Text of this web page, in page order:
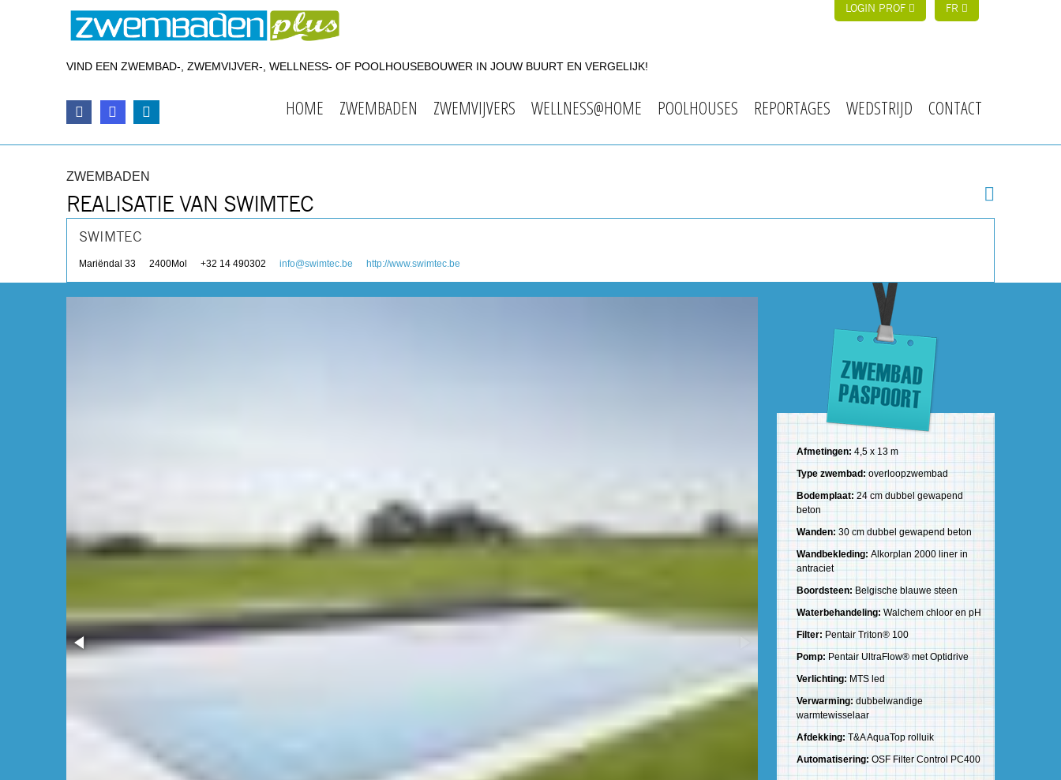
LOGIN PROF FR
VIND EEN ZWEMBAD-, ZWEMVIJVER-, WELLNESS- OF POOLHOUSEBOUWER IN JOUW BUURT EN VERGELIJK!
HOME ZWEMBADEN ZWEMVIJVERS WELLNESS@HOME POOLHOUSES REPORTAGES WEDSTRIJD CONTACT
ZWEMBADEN
REALISATIE VAN SWIMTEC
SWIMTEC
Mariëndal 33 2400Mol +32 14 490302 info@swimtec.be http://www.swimtec.be
Afmetingen:4,5 x 13 m
Type zwembad:overloopzwembad
Bodemplaat: 24 cm dubbel gewapend
beton
Wanden:30 cm dubbel gewapend beton
Wandbekleding: Alkorplan 2000 liner in
antraciet
Boordsteen: Belgische blauwe steen
Waterbehandeling: Walchem chloor en pH
Filter: Pentair Triton® 100
Pomp: Pentair UltraFlow® met Optidrive
Verlichting: MTS led
Verwarming: dubbelwandige
warmtewisselaar
Afdekking:T&A AquaTop rolluik
Automatisering: OSF Filter Control PC400